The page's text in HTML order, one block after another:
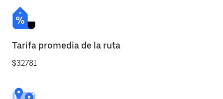
Tarifa promedia de la ruta
$32781